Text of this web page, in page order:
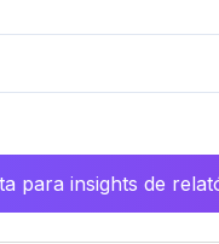
para insights de